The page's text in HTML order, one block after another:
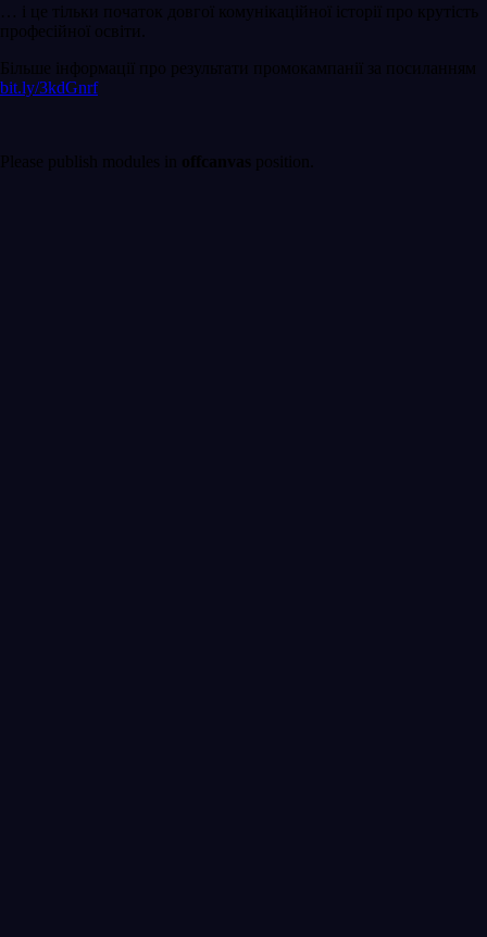
… і це тільки початок довгої комунікаційної історії про крутість
професійної освіти.
Більше інформації про результати промокампанії за посиланням
bit.ly/3kdGnrf
Please publish modules in offcanvas position.